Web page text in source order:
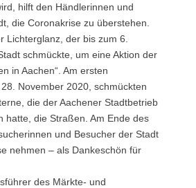
hilft den Händlerinnen und
die Coronakrise zu überstehen.
Lichterglanz, der bis zum 6.
schmückte, um eine Aktion der
in Aachen“. Am ersten
November 2020, schmückten
die der Aachener Stadtbetrieb
hatte, die Straßen. Am Ende des
und Besucher der Stadt
nehmen – als Dankeschön für
des Märkte- und